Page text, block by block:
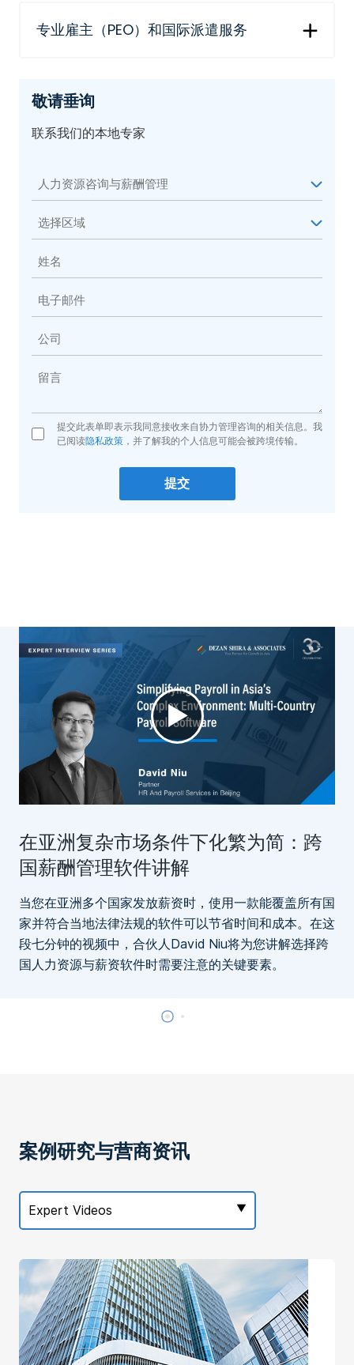
专业雇主（PEO）和国际派遣服务
敬请垂询
联系我们的本地专家
提交此表单即表示我同意接收来自协力管理咨询的相关信息。我
已阅读隐私政策，并了解我的个人信息可能会被跨境传输。
►
在亚洲复杂市场条件下化繁为简：跨
国薪酬管理软件讲解
当您在亚洲多个国家发放薪资时，使用一款能覆盖所有国
家并符合当地法律法规的软件可以节省时间和成本。在这
段七分钟的视频中，合伙人David Niu将为您讲解选择跨
国人力资源与薪资软件时需要注意的关键要素。
案例研究与营商资讯
Expert Videos